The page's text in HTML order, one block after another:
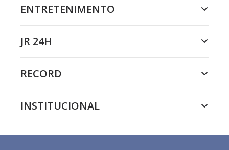
ENTRETENIMENTO
JR 24H
RECORD
INSTITUCIONAL